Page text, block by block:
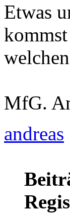
Etwas
MfG.
andreas